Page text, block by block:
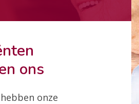
ons
onze